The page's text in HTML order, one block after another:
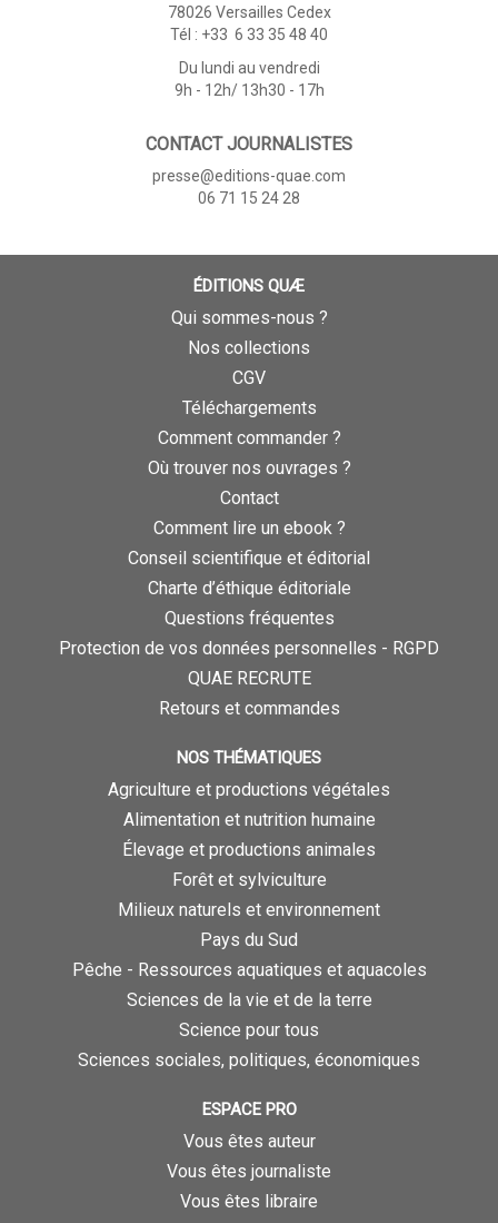
78026 Versailles Cedex
Tél : +33 6 33 35 48 40
Du lundi au vendredi
9h - 12h/ 13h30 - 17h
CONTACT JOURNALISTES
presse@editions-quae.com
06 71 15 24 28
ÉDITIONS QUÆ
Qui sommes-nous ?
Nos collections
CGV
Téléchargements
Comment commander ?
Où trouver nos ouvrages ?
Contact
Comment lire un ebook ?
Conseil scientifique et éditorial
Charte d’éthique éditoriale
Questions fréquentes
Protection de vos données personnelles - RGPD
QUAE RECRUTE
Retours et commandes
NOS THÉMATIQUES
Agriculture et productions végétales
Alimentation et nutrition humaine
Élevage et productions animales
Forêt et sylviculture
Milieux naturels et environnement
Pays du Sud
Pêche - Ressources aquatiques et aquacoles
Sciences de la vie et de la terre
Science pour tous
Sciences sociales, politiques, économiques
ESPACE PRO
Vous êtes auteur
Vous êtes journaliste
Vous êtes libraire